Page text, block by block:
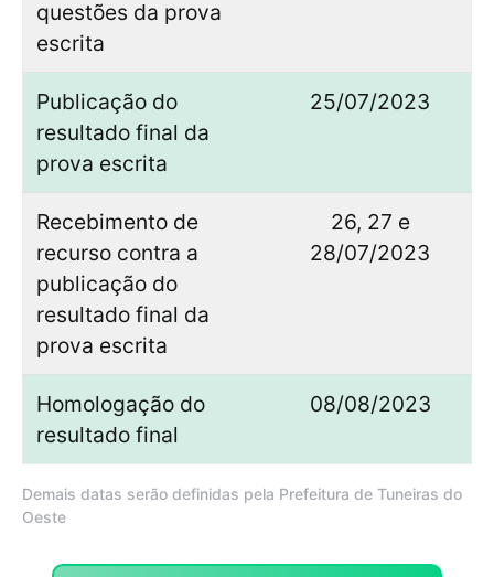
questões da prova
escrita
Publicação do
resultado final da
prova escrita
25/07/2023
Recebimento de
recurso contra a
publicação do
resultado final da
prova escrita
26, 27 e
28/07/2023
Homologação do
resultado final
08/08/2023
Demais datas serão definidas pela Prefeitura de Tuneiras do
Oeste